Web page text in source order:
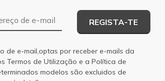
REGISTA-TE
de e-mail,optas por receber e-mails da
Termos de Utilização e a Política de
modelos são excluidos de